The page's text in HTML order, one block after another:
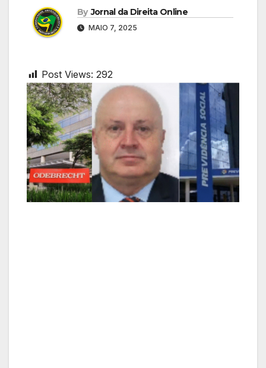
By Jornal da Direita Online
MAIO 7, 2025
Post Views: 292